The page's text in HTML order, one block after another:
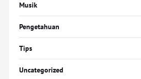
Musik
Pengetahuan
Tips
Uncategorized